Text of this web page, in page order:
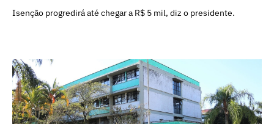
Isenção progredirá até chegar a R$ 5 mil, diz o presidente.